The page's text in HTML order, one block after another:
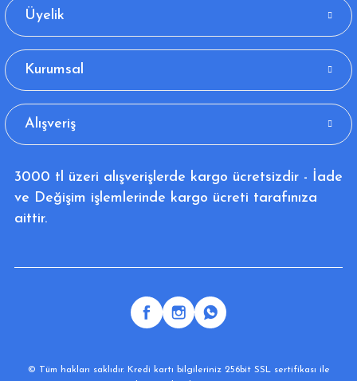
Üyelik
Kurumsal
Alışveriş
3000 tl üzeri alışverişlerde kargo ücretsizdir - İade
ve Değişim işlemlerinde kargo ücreti tarafınıza
aittir.
© Tüm hakları saklıdır. Kredi kartı bilgileriniz 256bit SSL sertifikası ile